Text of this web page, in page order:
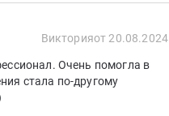
Викторияот 20.08.2024
Очень помогла в
стала по-другому